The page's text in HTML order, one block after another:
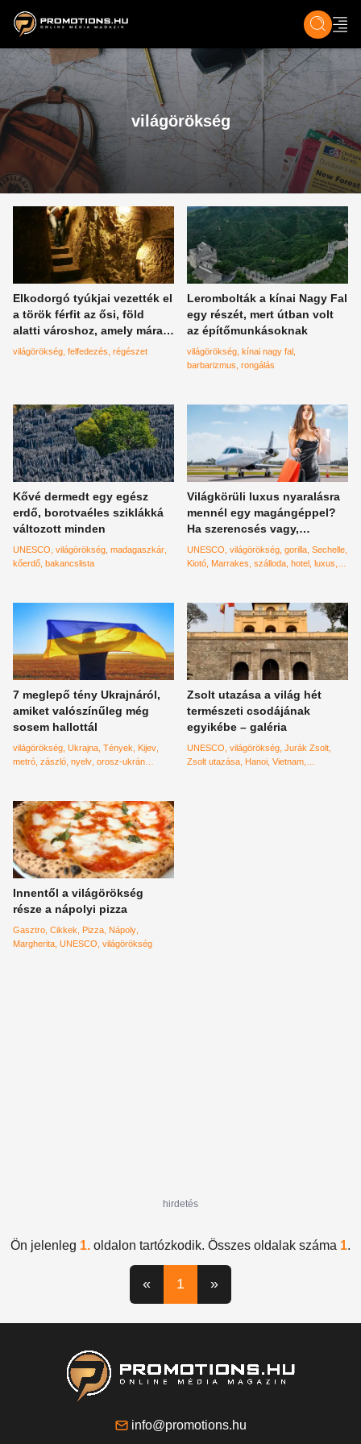
ZENE, FILM & KULT ÉLET TECH &
világörökség
Elkodorgó tyúkjai vezették el
a török férfit az ősi, föld
alatti városhoz, amely mára a
világörökségünk részévé vált
világörökség felfedezés régészet
Lerombolták a kínai Nagy Fal
egy részét, mert útban volt
az építőmunkásoknak
világörökség kínai nagy fal
barbarizmus rongálás
Kővé dermedt egy egész
erdő, borotvaéles sziklákká
változott minden
UNESCO világörökség madagaszkár
kőerdő bakancslista
Világkörüli luxus nyaralásra
mennél egy magángéppel?
Ha szerencsés vagy,
hamarosan indulhatsz
UNESCO világörökség gorilla Sechelle
Kiotó Marrakes szálloda hotel luxus
7 meglepő tény Ukrajnáról,
amiket valószínűleg még
sosem hallottál
világörökség Ukrajna Tények
Kijev
metró zászló nyelv orosz-ukrán
Zsolt utazása a világ hét
természeti csodájának
egyikébe – galéria
UNESCO világörökség Jurák Zsolt
Zsolt utazása Hanoi Vietnam
Innentől a világörökség
része a nápolyi pizza
Gasztro Cikkek Pizza Nápoly
Margherita UNESCO világörökség
hirdetés
Ön jelenleg 1. oldalon tartózkodik. Összes oldalak száma 1.
« 1 »
info@promotions.hu